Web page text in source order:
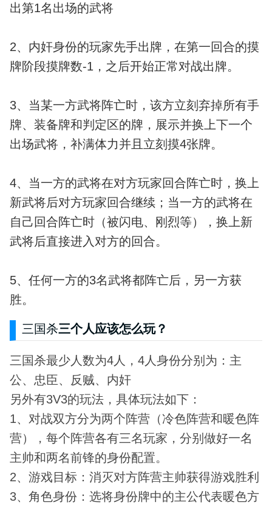
出第1名出场的武将
2、内奸身份的玩家先手出牌，在第一回合的摸
牌阶段摸牌数-1，之后开始正常对战出牌。
3、当某一方武将阵亡时，该方立刻弃掉所有手
牌、装备牌和判定区的牌，展示并换上下一个
出场武将，补满体力并且立刻摸4张牌。
4、当一方的武将在对方玩家回合阵亡时，换上
新武将后对方玩家回合继续；当一方的武将在
自己回合阵亡时（被闪电、刚烈等），换上新
武将后直接进入对方的回合。
5、任何一方的3名武将都阵亡后，另一方获
胜。
三国杀三个人应该怎么玩？
三国杀最少人数为4人，4人身份分别为：主
公、忠臣、反贼、内奸
另外有3V3的玩法，具体玩法如下：
1、对战双方分为两个阵营（冷色阵营和暖色阵
营），每个阵营各有三名玩家，分别做好一名
主帅和两名前锋的身份配置。
2、游戏目标：消灭对方阵营主帅获得游戏胜利
3、角色身份：选将身份牌中的主公代表暖色方